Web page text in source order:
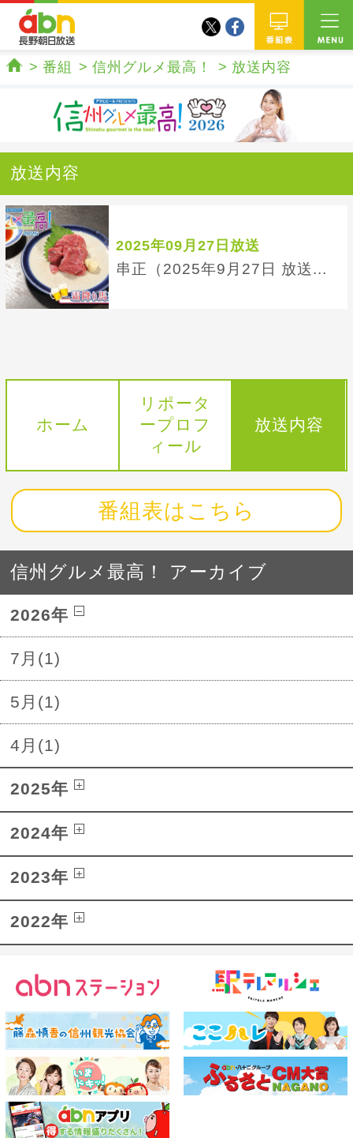
twitterfacebook
番組 信州グルメ最高！ 放送内容
放送内容
2025年09月27日放送
串正（2025年9月27日 放送...
ホーム
リポータ
ープロフ
ィール
放送内容
番組表はこちら
信州グルメ最高！ アーカイブ
2026年
7月(1)
5月(1)
4月(1)
2025年
2024年
2023年
2022年